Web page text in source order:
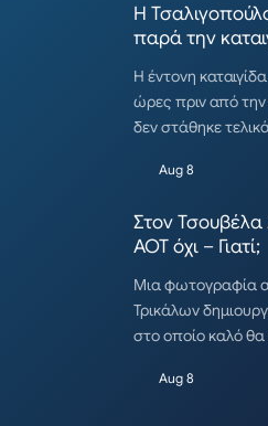
Η
παρά την
Η έντονη
ώρες πριν από
δεν στάθηκε
Aug 8
Στον
ΑΟΤ όχι – Γιατί;
Μια φωτογραφία
Τρικάλων
στο οποίο καλό θα
Aug 8